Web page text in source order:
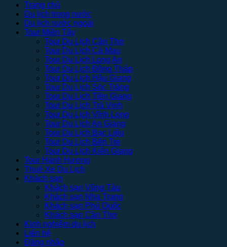
Trang chủ
Du lịch trong nước
Du lịch nước ngoài
Tour Miền Tây
Tour Du Lịch Cần Thơ
Tour Du Lịch Cà Mau
Tour Du Lịch Long An
Tour Du Lịch Đồng Tháp
Tour Du Lịch Hậu Giang
Tour Du Lịch Sóc Trăng
Tour Du Lịch Tiền Giang
Tour Du Lịch Trà Vinh
Tour Du Lịch Vĩnh Long
Tour Du Lịch An Giang
Tour Du Lịch Bạc Liêu
Tour Du Lịch Bến Tre
Tour Du Lịch Kiên Giang
Tour Hành Hương
Thuê Xe Du Lịch
Khách sạn
Khách sạn Vũng Tàu
Khách sạn Nha Trang
Khách sạn Phú Quốc
Khách sạn Cần Thơ
Kinh nghiệm du lịch
Liên hệ
Đăng nhập